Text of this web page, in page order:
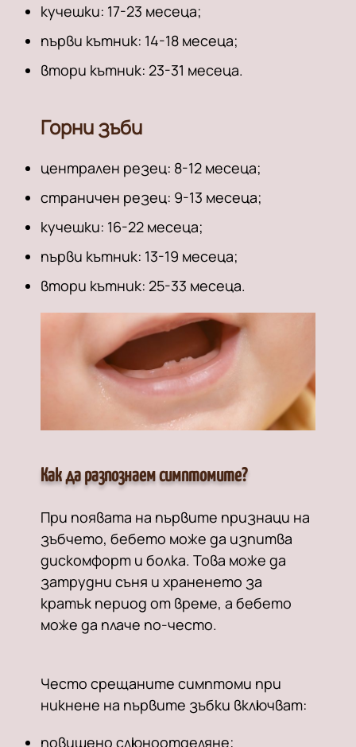
кучешки: 17-23 месеца;
първи кътник: 14-18 месеца;
втори кътник: 23-31 месеца.
Горни зъби
централен резец: 8-12 месеца;
страничен резец: 9-13 месеца;
кучешки: 16-22 месеца;
първи кътник: 13-19 месеца;
втори кътник: 25-33 месеца.
Как да разпознаем симптомите?
При появата на първите признаци на
зъбчето, бебето може да изпитва
дискомфорт и болка. Това може да
затрудни съня и храненето за
кратък период от време, а бебето
може да плаче по-често.
Често срещаните симптоми при
никнене на първите зъбки включват:
повишено слюноотделяне;